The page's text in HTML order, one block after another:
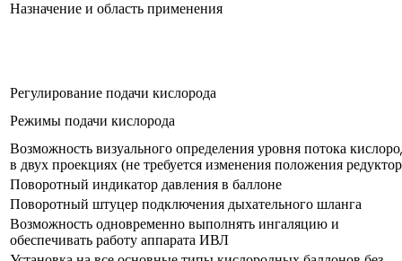
Назначение и область применения
Регулирование подачи кислорода
Режимы подачи кислорода
Возможность визуального определения уровня потока
в двух проекциях (не требуется изменения положения
Поворотный индикатор давления в баллоне
Поворотный штуцер подключения дыхательного шланга
Возможность одновременно выполнять ингаляцию и
обеспечивать работу аппарата ИВЛ